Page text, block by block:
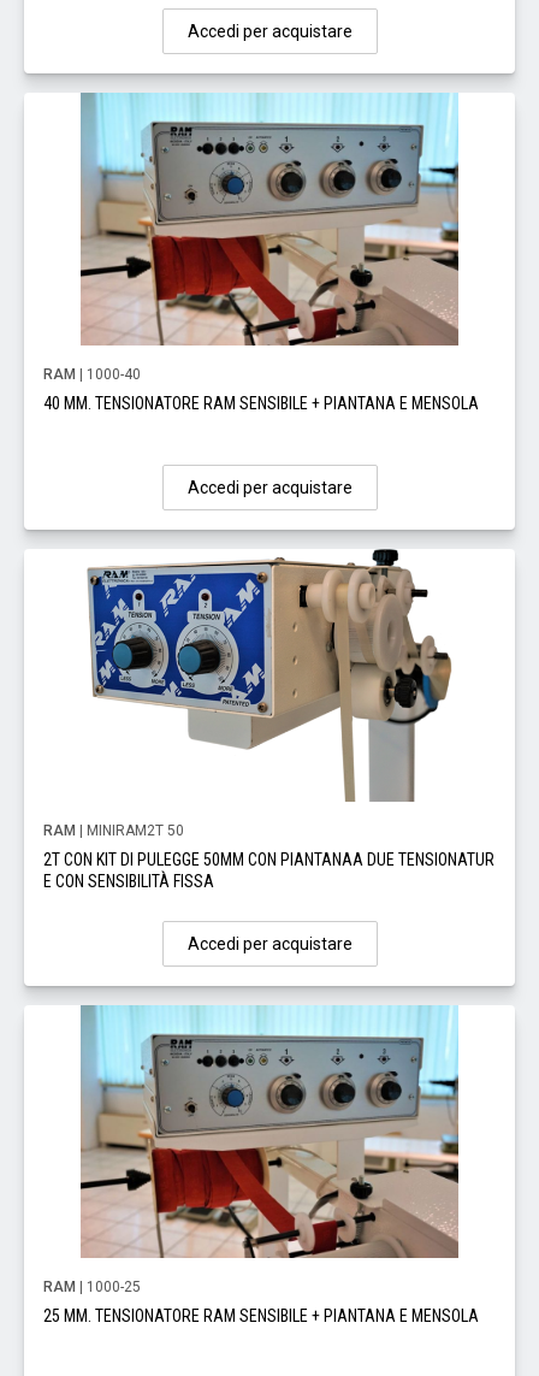
Accedi per acquistare
RAM | 1000-40
40 MM. TENSIONATORE RAM SENSIBILE + PIANTANA E MENSOLA
Accedi per acquistare
RAM | MINIRAM2T 50
2T CON KIT DI PULEGGE 50MM CON PIANTANAA DUE TENSIONATUR
E CON SENSIBILITÀ FISSA
Accedi per acquistare
RAM | 1000-25
25 MM. TENSIONATORE RAM SENSIBILE + PIANTANA E MENSOLA